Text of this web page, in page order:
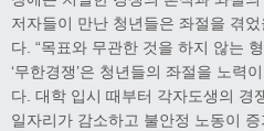
저자들이 만난 청년들은 좌절을 겪
다. “목표와 무관한 것을 하지 않는
‘무한경쟁’은 청년들의 좌절을 노력
다. 대학 입시 때부터 각자도생의 경
일자리가 감소하고 불안정 노동이